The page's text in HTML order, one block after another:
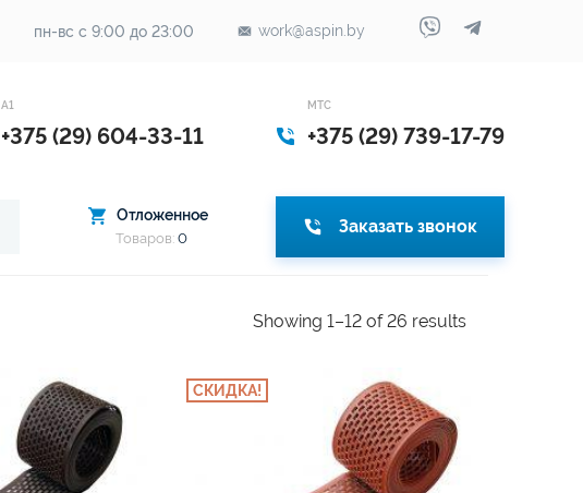
пн-вс с 9:00 до 23:00 work@aspin.by
А1
+375 (29) 604-33-11
МТС
+375 (29) 739-17-79
Отложенное
Товаров: 0
Заказать звонок
Showing 1–12 of 26 results
СКИДКА!